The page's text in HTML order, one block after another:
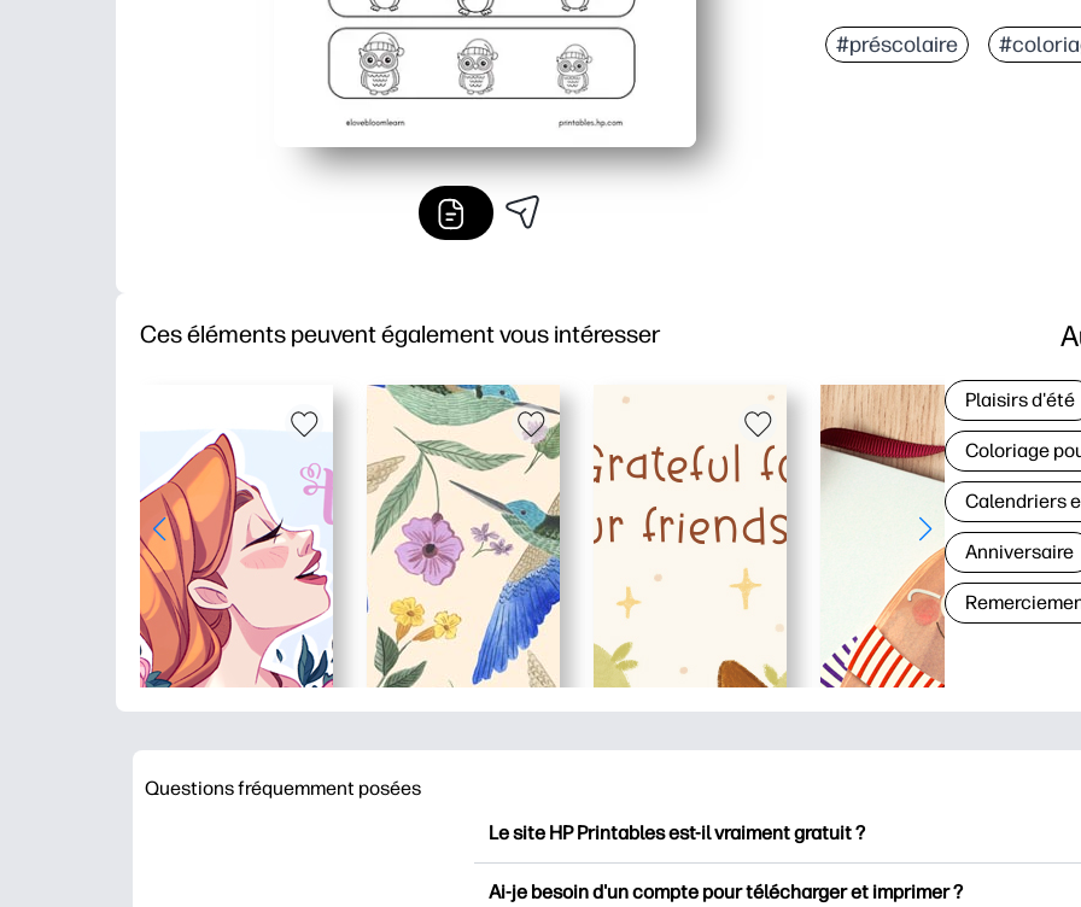
Imprimez et partez -
#préscolaire
Ces éléments peuvent également vous intéresser
Plaisirs d'été
Coloriage
Calendriers
Anniversaire
Questions fréquemment posées
Le site HP Printables est-il vraiment gratuit ?
Ai-je besoin d'un compte pour télécharger et imprimer ?